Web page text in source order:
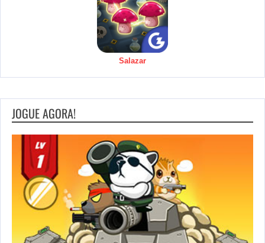
Salazar
JOGUE AGORA!